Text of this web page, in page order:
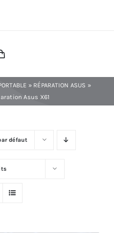
» RÉPARATION ASUS »
Asus X61
défaut